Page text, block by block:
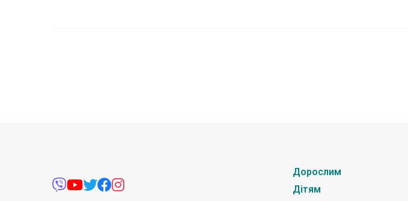
Дорослим
Дітям